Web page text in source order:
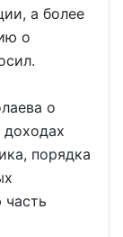
а более
о
о
доходах
порядка
часть